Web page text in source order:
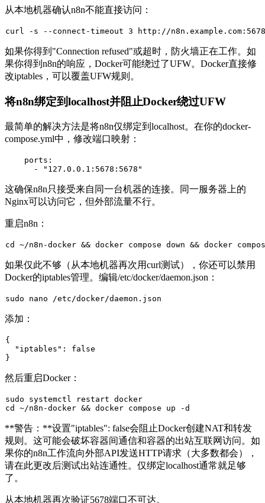
从本地机器确认n8n不能直接访问：
curl -s --connect-timeout 3 http://
如果你得到"Connection refused"或超时，防火墙正在工作。如
果你得到n8n的响应，Docker可能绕过了UFW。Docker直接修
改iptables，可以覆盖UFW规则。
将n8n绑定到localhost并阻止Docker绕过UFW
最简单的解决方法是将n8n仅绑定到localhost。在你的docker-
compose.yml中，修改端口映射：
ports:
-
"127.0.0.1:5678:5678"
这确保n8n只接受来自同一台机器的连接。同一服务器上的
Nginx可以访问它，但外部流量不行。
重启n8n：
cd
如果仅此不够（从本地机器再次用curl测试），你还可以禁用
Docker的iptables管理。编辑/etc/docker/daemon.json ：
sudo
添加：
{
"iptables" :
false
}
然后重启Docker：
sudo
cd
**警告：**设置"iptables": false会阻止Docker创建NAT和转发
规则。这可能会破坏容器间通信和容器的出站互联网访问。如
果你的n8n工作流向外部API发送HTTP请求（大多数都会），
请在此更改后测试出站连通性。仅绑定localhost通常就足够
了。
从本地机器再次验证5678端口不可达。